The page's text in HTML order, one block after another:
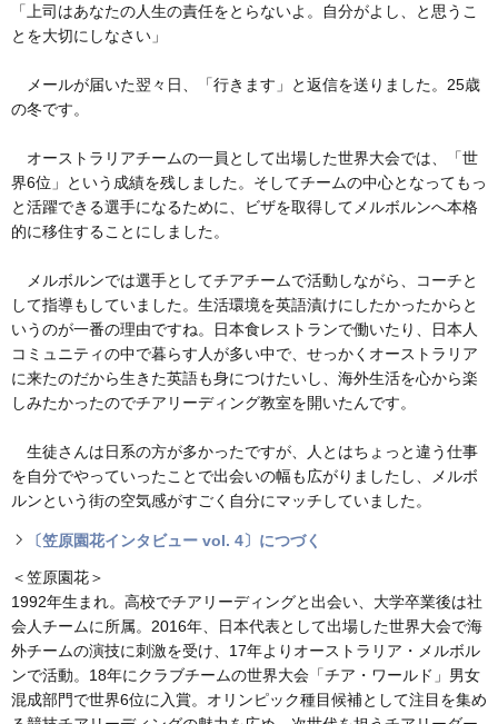
「上司はあなたの人生の責任をとらないよ。自分がよし、と思うこ
とを大切にしなさい」
メールが届いた翌々日、「行きます」と返信を送りました。25歳
の冬です。
オーストラリアチームの一員として出場した世界大会では、「世
界6位」という成績を残しました。そしてチームの中心となってもっ
と活躍できる選手になるために、ビザを取得してメルボルンへ本格
的に移住することにしました。
メルボルンでは選手としてチアチームで活動しながら、コーチと
して指導もしていました。生活環境を英語漬けにしたかったからと
いうのが一番の理由ですね。日本食レストランで働いたり、日本人
コミュニティの中で暮らす人が多い中で、せっかくオーストラリア
に来たのだから生きた英語も身につけたいし、海外生活を心から楽
しみたかったのでチアリーディング教室を開いたんです。
生徒さんは日系の方が多かったですが、人とはちょっと違う仕事
を自分でやっていったことで出会いの幅も広がりましたし、メルボ
ルンという街の空気感がすごく自分にマッチしていました。
〔笠原園花インタビュー vol. 4〕につづく
＜笠原園花＞
1992年生まれ。高校でチアリーディングと出会い、大学卒業後は社
会人チームに所属。2016年、日本代表として出場した世界大会で海
外チームの演技に刺激を受け、17年よりオーストラリア・メルボル
ンで活動。18年にクラブチームの世界大会「チア・ワールド」男女
混成部門で世界6位に入賞。オリンピック種目候補として注目を集め